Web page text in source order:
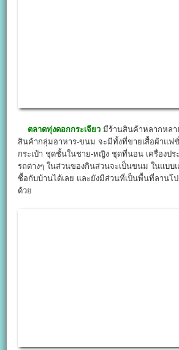
ตลาดทุ่งดอกกระเจียว มีร้านสินค้าหลากหล
สินค้ากลุ่มอาหาร-ขนม จะมีทั้งที่ขายเสื้อผ้าแฟ
กระเป๋า ชุดชั้นในชาย-หญิง ชุดที่นอน เครื่องป
รถต่างๆ ในส่วนของกินส่วนจะเป็นขนม ในแบบ
ซื้อกับบ้านได้เลย และยังมีส่วนที่เป็นพื้นที่ลานโ
ด้วย